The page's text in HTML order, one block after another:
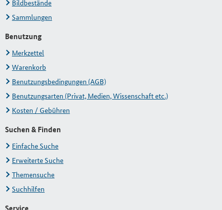
Bildbestände
Sammlungen
Benutzung
Merkzettel
Warenkorb
Benutzungsbedingungen (AGB)
Benutzungsarten (Privat, Medien, Wissenschaft etc.)
Kosten / Gebühren
Suchen & Finden
Einfache Suche
Erweiterte Suche
Themensuche
Suchhilfen